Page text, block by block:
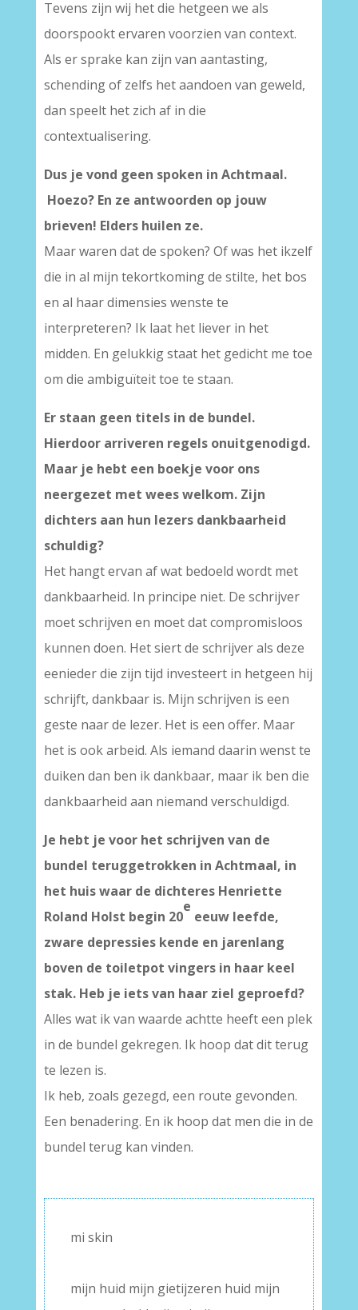
Tevens zijn wij het die hetgeen we als
doorspookt ervaren voorzien van context.
Als er sprake kan zijn van aantasting,
schending of zelfs het aandoen van geweld,
dan speelt het zich af in die
contextualisering.
Dus je vond geen spoken in Achtmaal.
Hoezo? En ze antwoorden op jouw
brieven! Elders huilen ze.
Maar waren dat de spoken? Of was het ikzelf
die in al mijn tekortkoming de stilte, het bos
en al haar dimensies wenste te
interpreteren? Ik laat het liever in het
midden. En gelukkig staat het gedicht me toe
om die ambiguïteit toe te staan.
Er staan geen titels in de bundel.
Hierdoor arriveren regels onuitgenodigd.
Maar je hebt een boekje voor ons
neergezet met wees welkom. Zijn
dichters aan hun lezers dankbaarheid
schuldig?
Het hangt ervan af wat bedoeld wordt met
dankbaarheid. In principe niet. De schrijver
moet schrijven en moet dat compromisloos
kunnen doen. Het siert de schrijver als deze
eenieder die zijn tijd investeert in hetgeen hij
schrijft, dankbaar is. Mijn schrijven is een
geste naar de lezer. Het is een offer. Maar
het is ook arbeid. Als iemand daarin wenst te
duiken dan ben ik dankbaar, maar ik ben die
dankbaarheid aan niemand verschuldigd.
Je hebt je voor het schrijven van de
bundel teruggetrokken in Achtmaal, in
het huis waar de dichteres Henriette
Roland Holst begin 20
e
eeuw leefde,
zware depressies kende en jarenlang
boven de toiletpot vingers in haar keel
stak. Heb je iets van haar ziel geproefd?
Alles wat ik van waarde achtte heeft een plek
in de bundel gekregen. Ik hoop dat dit terug
te lezen is.
Ik heb, zoals gezegd, een route gevonden.
Een benadering. En ik hoop dat men die in de
bundel terug kan vinden.
mi skin
mijn huid mijn gietijzeren huid mijn